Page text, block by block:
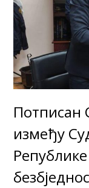
Потписан
између